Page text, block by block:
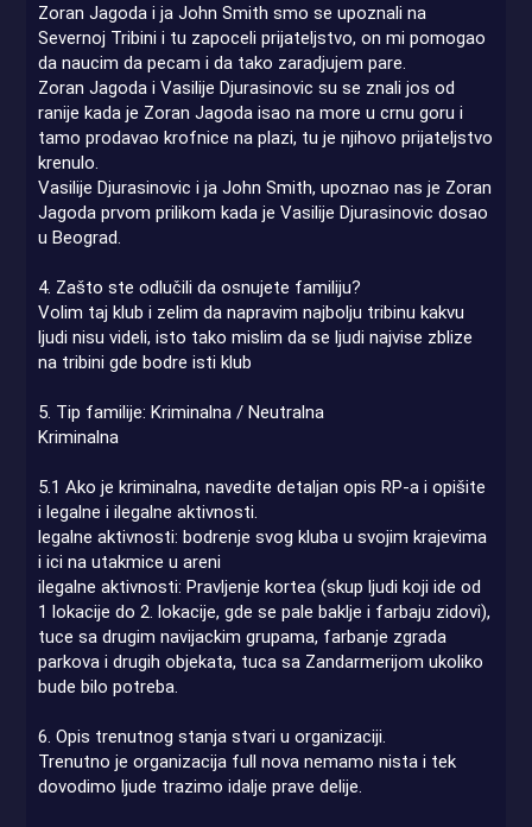
Zoran Jagoda i ja John Smith smo se upoznali na
Severnoj Tribini i tu zapoceli prijateljstvo, on mi pomogao
da naucim da pecam i da tako zaradjujem pare.
Zoran Jagoda i Vasilije Djurasinovic su se znali jos od
ranije kada je Zoran Jagoda isao na more u crnu goru i
tamo prodavao krofnice na plazi, tu je njihovo prijateljstvo
krenulo.
Vasilije Djurasinovic i ja John Smith, upoznao nas je Zoran
Jagoda prvom prilikom kada je Vasilije Djurasinovic dosao
u Beograd.
4. Zašto ste odlučili da osnujete familiju?
Volim taj klub i zelim da napravim najbolju tribinu kakvu
ljudi nisu videli, isto tako mislim da se ljudi najvise zblize
na tribini gde bodre isti klub
5. Tip familije: Kriminalna / Neutralna
Kriminalna
5.1 Ako je kriminalna, navedite detaljan opis RP-a i opišite
i legalne i ilegalne aktivnosti.
legalne aktivnosti: bodrenje svog kluba u svojim krajevima
i ici na utakmice u areni
ilegalne aktivnosti: Pravljenje kortea (skup ljudi koji ide od
1 lokacije do 2. lokacije, gde se pale baklje i farbaju zidovi),
tuce sa drugim navijackim grupama, farbanje zgrada
parkova i drugih objekata, tuca sa Zandarmerijom ukoliko
bude bilo potreba.
6. Opis trenutnog stanja stvari u organizaciji.
Trenutno je organizacija full nova nemamo nista i tek
dovodimo ljude trazimo idalje prave delije.